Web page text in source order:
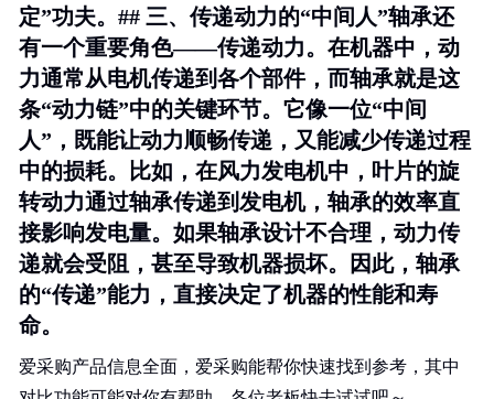
定”功夫。## 三、传递动力的“中间人”轴承还
有一个重要角色——传递动力。在机器中，动
力通常从电机传递到各个部件，而轴承就是这
条“动力链”中的关键环节。它像一位“中间
人”，既能让动力顺畅传递，又能减少传递过程
中的损耗。比如，在风力发电机中，叶片的旋
转动力通过轴承传递到发电机，轴承的效率直
接影响发电量。如果轴承设计不合理，动力传
递就会受阻，甚至导致机器损坏。因此，轴承
的“传递”能力，直接决定了机器的性能和寿
命。
爱采购产品信息全面，爱采购能帮你快速找到参考，其中